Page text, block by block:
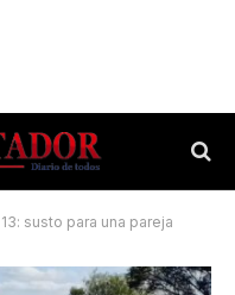
susto para una pareja